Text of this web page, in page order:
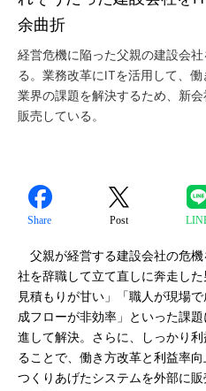
余曲折
経営危機に陥った父親の建設会
る。業務改革にITを活用して、働
業界の課題を解決するため、新
販売している。
Share Post
父親が経営する建設会社の危
社を辞職して立て直しに奔走し
見積もりが甘い」「職人が現場
成フローが非効率」といった課
進して解決。さらに、しっかり
ることで、働き方改革と利益率
つくりあげたシステムを外部に